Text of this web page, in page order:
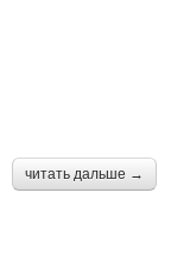
читать дальше →